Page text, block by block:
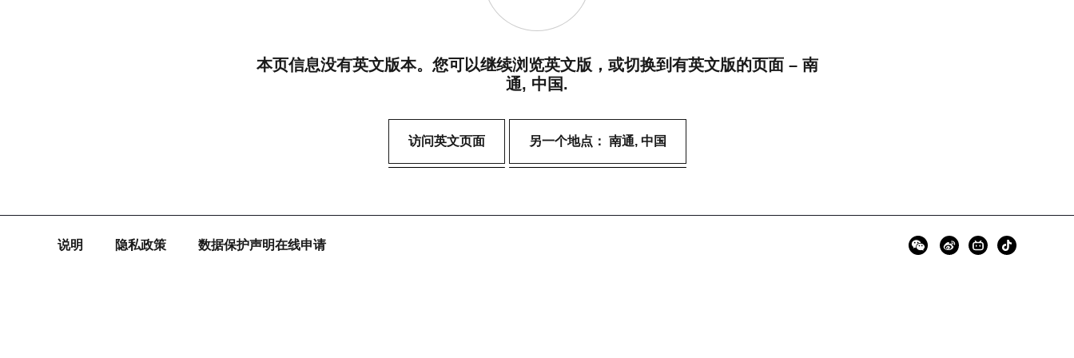
本页信息没有英文版本。您可以继续浏览英文版，或切换到有英文版的页面 – 南
通, 中国.
访问英文页面 另一个地点： 南通, 中国
说明 隐私政策 数据保护声明在线申请